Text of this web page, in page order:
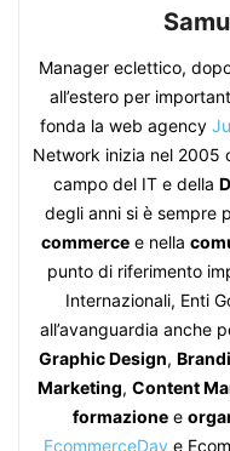
Manager eclettico,
all’estero per
fonda la web agency
Network inizia nel 2005
campo del IT e della
degli anni si è sempre
commercee nella
punto di riferimento
Internazionali, Enti
all’avanguardia anche
Graphic Design,
Marketing, Content
formazione e
EcommerceDay e